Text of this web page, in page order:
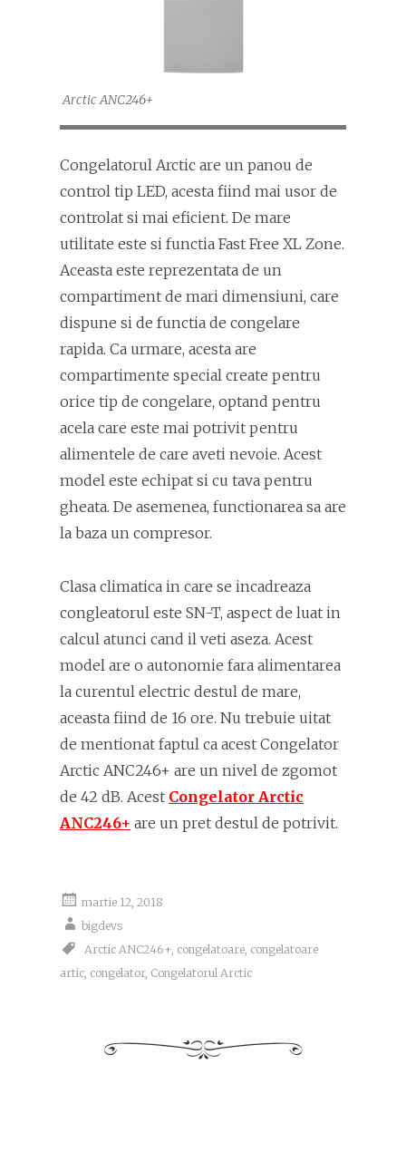
Arctic ANC246+
Congelatorul Arctic are un panou de
control tip LED, acesta fiind mai usor de
controlat si mai eficient. De mare
utilitate este si functia Fast Free XL Zone.
Aceasta este reprezentata de un
compartiment de mari dimensiuni, care
dispune si de functia de congelare
rapida. Ca urmare, acesta are
compartimente special create pentru
orice tip de congelare, optand pentru
acela care este mai potrivit pentru
alimentele de care aveti nevoie. Acest
model este echipat si cu tava pentru
gheata. De asemenea, functionarea sa are
la baza un compresor.
Clasa climatica in care se incadreaza
congleatorul este SN-T, aspect de luat in
calcul atunci cand il veti aseza. Acest
model are o autonomie fara alimentarea
la curentul electric destul de mare,
aceasta fiind de 16 ore. Nu trebuie uitat
de mentionat faptul ca acest Congelator
Arctic ANC246+ are un nivel de zgomot
de 42 dB. Acest Congelator Arctic
ANC246+ are un pret destul de potrivit.
martie 12, 2018
bigdevs
Arctic ANC246+ congelatoare congelatoare
artic congelator, Congelatorul Arctic